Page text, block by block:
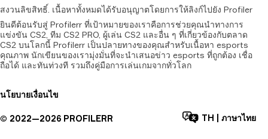
สงวนลิขสิทธิ์. เนื้อหาทั้งหมดได้รับอนุญาตโดยการให้ลิงก์ไปยัง Profiler
ยินดีต้อนรับสู่ Profilerr ที่เป้าหมายของเราคือการช่วยคุณนำทางการ
แข่งขัน CS2, ทีม CS2 PRO, ผู้เล่น CS2 และอื่น ๆ ที่เกี่ยวข้องกับตลาด
CS2 บนโลกนี้ Profilerr เป็นปลายทางของคุณสำหรับเนื้อหา esports
คุณภาพ นักเขียนของเรามุ่งมั่นที่จะนำเสนอข่าว esports ที่ถูกต้อง เชื่อ
ถือได้ และทันท่วงที รวมถึงคู่มือการเล่นเกมจากทั่วโลก
นโยบายเงื่อนไข
© 2022—2026 PROFILERR TH ภาษาไทย